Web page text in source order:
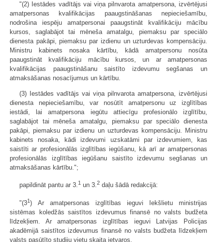
"(2) Iestādes vadītājs vai viņa pilnvarota amatpersona, izvērtējusi
amatpersonas kvalifikācijas paaugstināšanas nepieciešamību,
nodrošina iespēju amatpersonai paaugstināt kvalifikāciju mācību
kursos, saglabājot tai mēneša amatalgu, piemaksu par speciālo
dienesta pakāpi, piemaksu par izdienu un uzturdevas kompensāciju.
Ministru kabinets nosaka kārtību, kādā amatpersonu nosūta
paaugstināt kvalifikāciju mācību kursos, un ar amatpersonas
kvalifikācijas paaugstināšanu saistīto izdevumu segšanas un
atmaksāšanas nosacījumus un kārtību.
(3) Iestādes vadītājs vai viņa pilnvarota amatpersona, izvērtējusi
dienesta nepieciešamību, var nosūtīt amatpersonu uz izglītības
iestādi, lai amatpersona iegūtu attiecīgu profesionālo izglītību,
saglabājot tai mēneša amatalgu, piemaksu par speciālo dienesta
pakāpi, piemaksu par izdienu un uzturdevas kompensāciju. Ministru
kabinets nosaka, kādi izdevumi uzskatāmi par izdevumiem, kas
saistīti ar profesionālās izglītības iegūšanu, kā arī ar amatpersonas
profesionālās izglītības iegūšanu saistīto izdevumu segšanas un
atmaksāšanas kārtību.";
papildināt pantu ar 3.1 un 3.2 daļu šādā redakcijā:
"(31) Ar amatpersonas izglītības ieguvi Iekšlietu ministrijas
sistēmas koledžās sais­tītos izdevumus finansē no valsts budžeta
līdzekļiem. Ar amatpersonas izglītības ieguvi Latvijas Policijas
akadēmijā sais­tītos izdevumus finansē no valsts budžeta līdzekļiem
valsts pasūtīto studiju vietu skaita ietvaros.